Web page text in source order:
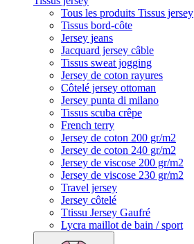
Tous les produits Tissus jersey
Tissus bord-côte
Jersey jeans
Jacquard jersey câble
Tissus sweat jogging
Jersey de coton rayures
Côtelé jersey ottoman
Jersey punta di milano
Tissus scuba crêpe
French terry
Jersey de coton 200 gr/m2
Jersey de coton 240 gr/m2
Jersey de viscose 200 gr/m2
Jersey de viscose 230 gr/m2
Travel jersey
Jersey côtelé
Ttissu Jersey Gaufré
Lycra maillot de bain / sport